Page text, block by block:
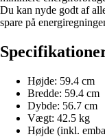
Du kan nyde godt af
spare på
Højde: 59.4 cm
Bredde: 59.4 cm
Dybde: 56.7 cm
Vægt: 42.5 kg
Højde (inkl.